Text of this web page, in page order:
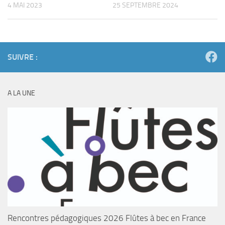
4 MAI 2023 25 SEPTEMBRE 2024
SUIVRE :
A LA UNE
Rencontres pédagogiques 2026 Flûtes à bec en France